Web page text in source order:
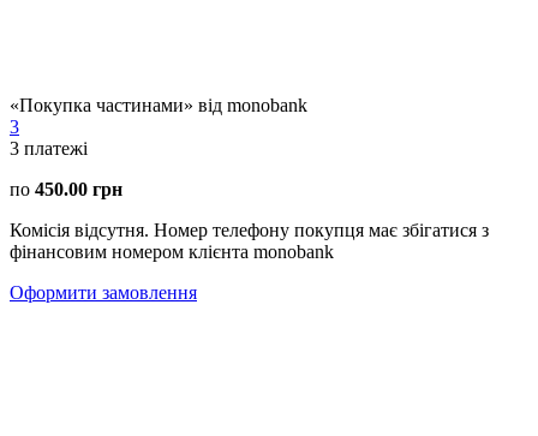
«Покупка частинами» від monobank
3
3 платежі
по 450.00 грн
Комісія відсутня. Номер телефону покупця має збігатися з
фінансовим номером клієнта monobank
Оформити замовлення